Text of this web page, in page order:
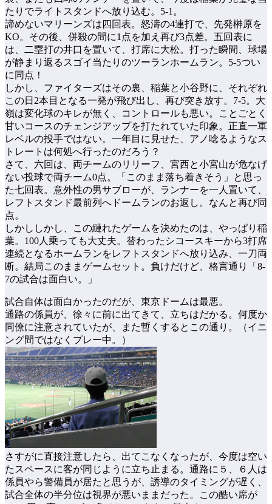
たりでライトスタンドへ放り込む。5-1。
諦めないマリーンズは四回表。怒濤の4連打で、先発榊原を
KO。その後、併殺の間に1点を加え再び3点差。五回表に
は、二塁打の井口を置いて、打席に大松。打った瞬間、球場
が静まり返るスゴイ当たりのツーランホームラン。5-5つい
に同点！
しかし、ファイターズはその裏、稲葉と小谷野に、それぞれ
この日2本目となる一発が飛び出し、再び突き放す。7-5。大
嶺は変化球のキレが無く、コントロールも悪い。ことごとく
甘いコースのチェンジアップを打たれていた印象。正直一軍
レベルの投手ではない。一年目に見せた、アノ唸るようなス
トレートは何処へ行ったのだろう？
さて、六回は、両チームのリリーフ、宮西と小宮山が危なげ
ない投球で両チーム0点。「このまま落ち着きそう」と思っ
た七回表。意外性の男サブローが、ランナーを一人置いて、
レフトスタンド最前列へドームランのお返し。なんと再び同
点。
しかししかし、この縺れたゲームを決めたのは、やっぱり稲
葉。100人乗っても大丈夫。替わったシコースキーから3打席
連続となるホームランをレフトスタンドへ放り込み、一刀両
断。結局このままゲームセット。負けだけど、格言通り「8-
7の試合は面白い。」
試合自体は面白かったのだが、東京ドームは最悪。
通路の係員が、徐々に前に出てきて、立ちはだかる。何度か
同僚に注意されていたが、また暫くするとこの通り。（イニ
ング間ではなくプレー中。）
さすがに直接注意したら、出てこなくなったが、今度は空い
たスペースに客が同じように立ち止まる。通路に５、６人は
係員やら警備員が居たと思うが、誘導のタイミングが遅く、
試合全体の半分位は視界が悪いままだった。この酷い席が